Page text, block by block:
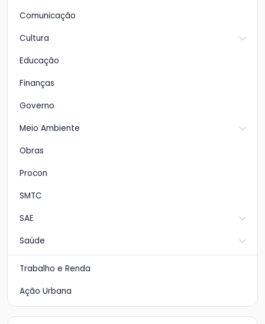
Comunicação
Cultura
Educação
Finanças
Governo
Meio Ambiente
Obras
Procon
SMTC
SAE
Saúde
Trabalho e Renda
Ação Urbana